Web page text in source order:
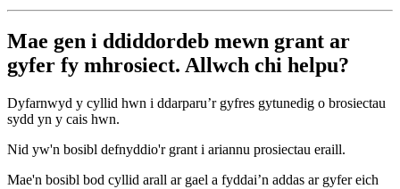
Mae gen i ddiddordeb mewn grant ar
gyfer fy mhrosiect. Allwch chi helpu?
Dyfarnwyd y cyllid hwn i ddarparu’r gyfres gytunedig o brosiectau
sydd yn y cais hwn.
Nid yw'n bosibl defnyddio'r grant i ariannu prosiectau eraill.
Mae'n bosibl bod cyllid arall ar gael a fyddai’n addas ar gyfer eich